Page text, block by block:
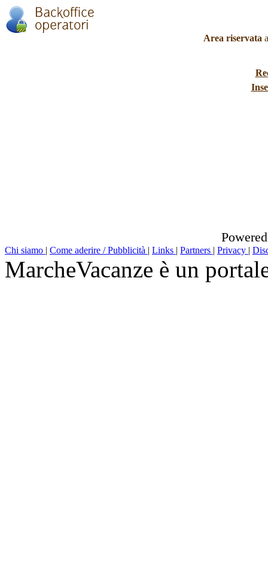
Area riservata
Chi siamo | Come aderire / Pubblicità | Links | Partners | Privacy |
MarcheVacanze è un